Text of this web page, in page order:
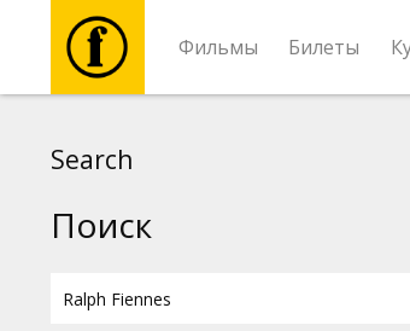
Фильмы Билеты
Search
Поиск